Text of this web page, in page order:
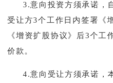
3.意向投资方须承诺，
受让方3个工作日内签署《
《增资扩股协议》后3个工
价款。
4.意向受让方须承诺，